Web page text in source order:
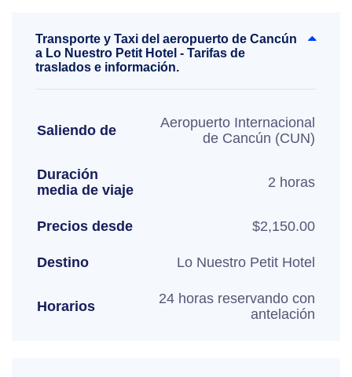
Transporte y Taxi del aeropuerto de Cancún
a Lo Nuestro Petit Hotel - Tarifas de
traslados e información.
Saliendo de
Aeropuerto Internacional
de Cancún (CUN)
Duración
media de viaje
2 horas
Precios desde $2,150.00
Destino Lo Nuestro Petit Hotel
Horarios
24 horas reservando con
antelación